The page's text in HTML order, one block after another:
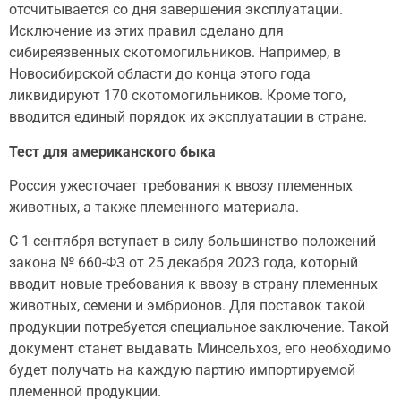
отсчитывается со дня завершения эксплуатации.
Исключение из этих правил сделано для
сибиреязвенных скотомогильников. Например, в
Новосибирской области до конца этого года
ликвидируют 170 скотомогильников. Кроме того,
вводится единый порядок их эксплуатации в стране.
Тест для американского быка
Россия ужесточает требования к ввозу племенных
животных, а также племенного материала.
С 1 сентября вступает в силу большинство положений
закона № 660-ФЗ от 25 декабря 2023 года, который
вводит новые требования к ввозу в страну племенных
животных, семени и эмбрионов. Для поставок такой
продукции потребуется специальное заключение. Такой
документ станет выдавать Минсельхоз, его необходимо
будет получать на каждую партию импортируемой
племенной продукции.